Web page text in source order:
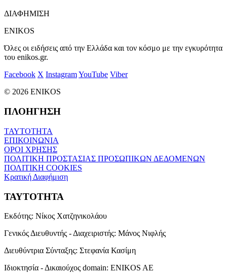
ΔΙΑΦΗΜΙΣΗ
ENIKOS
Όλες οι ειδήσεις από την Ελλάδα και τον κόσμο με την εγκυρότητα
του enikos.gr.
Facebook X InstagramYouTube Viber
© 2026 ENIKOS
ΠΛΟΗΓΗΣΗ
ΤΑΥΤΟΤΗΤΑ
ΕΠΙΚΟΙΝΩΝΙΑ
ΟΡΟΙ ΧΡΗΣΗΣ
ΠΟΛΙΤΙΚΗ ΠΡΟΣΤΑΣΙΑΣ ΠΡΟΣΩΠΙΚΩΝ ΔΕΔΟΜΕΝΩΝ
ΠΟΛΙΤΙΚΗ COOKIES
Κρατική Διαφήμιση
ΤΑΥΤΟΤΗΤΑ
Εκδότης: Νίκος Χατζηνικολάου
Γενικός Διευθυντής - Διαχειριστής: Μάνος Νιφλής
Διευθύντρια Σύνταξης: Στεφανία Κασίμη
Ιδιοκτησία - Δικαιούχος domain: ENIKOS AE